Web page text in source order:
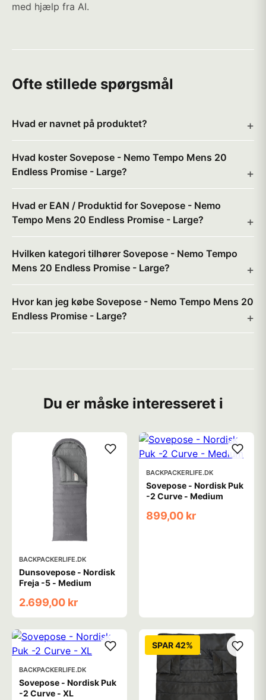
med hjælp fra AI.
Ofte stillede spørgsmål
Hvad er navnet på produktet?
Hvad koster Sovepose - Nemo Tempo Mens 20
Endless Promise - Large?
Hvad er EAN / Produktid for Sovepose - Nemo
Tempo Mens 20 Endless Promise - Large?
Hvilken kategori tilhører Sovepose - Nemo Tempo
Mens 20 Endless Promise - Large?
Hvor kan jeg købe Sovepose - Nemo Tempo Mens 20
Endless Promise - Large?
Du er måske interesseret i
BACKPACKERLIFE.DK
Dunsovepose - Nordisk
Freja -5 - Medium
2.699,00 kr
BACKPACKERLIFE.DK
Sovepose - Nordisk Puk
-2 Curve - Medium
899,00 kr
BACKPACKERLIFE.DK
Sovepose - Nordisk Puk
-2 Curve - XL
SPAR 42%